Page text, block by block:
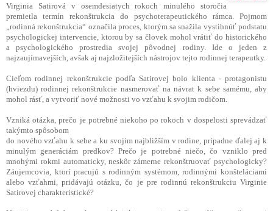
Virginia Satirová v osemdesiatych rokoch minulého storočia
premietla termín rekonštrukcia do psychoterapeutického rámca. Pojmom
„rodinná rekonštrukcia“ označila proces, ktorým sa snažila vystihnúť podstatu
psychologickej intervencie, ktorou by sa človek mohol vrátiť do historického
a psychologického prostredia svojej pôvodnej rodiny. Ide o jeden z
najzaujímavejších, avšak aj najzložitejších nástrojov tejto rodinnej terapeutky.
Cieľom rodinnej rekonštrukcie podľa Satirovej bolo klienta - protagonistu
(hviezdu) rodinnej rekonštrukcie nasmerovať na návrat k sebe samému, aby
mohol rásť, a vytvoriť nové možnosti vo vzťahu k svojim rodičom.
Vzniká otázka, prečo je potrebné niekoho po rokoch v dospelosti sprevádzať
takýmto spôsobom
do nového vzťahu k sebe a ku svojim najbližším v rodine, prípadne ďalej aj k
minulým generáciám predkov? Prečo je potrebné niečo, čo vzniklo pred
mnohými rokmi automaticky, neskôr zámerne rekonštruovať psychologicky?
Záujemcovia, ktorí pracujú s rodinným systémom, rodinnými konšteláciami
alebo vzťahmi, pridávajú otázku, čo je pre rodinnú rekonštrukciu Virginie
Satirovej charakteristické?